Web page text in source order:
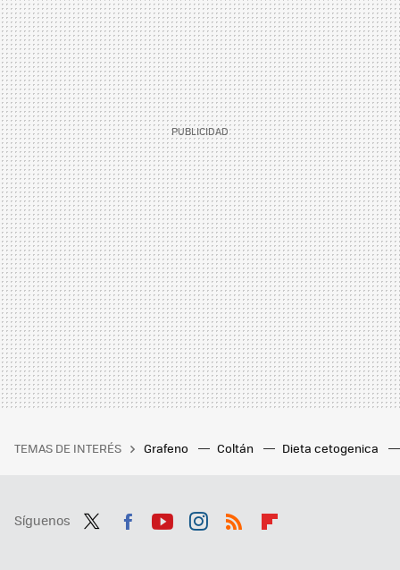
TEMAS DE INTERÉS Grafeno Coltán Dieta cetogenica
Síguenos